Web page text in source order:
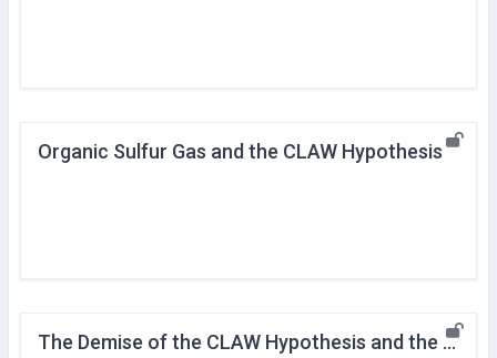
Organic Sulfur Gas and the CLAW Hypothesis
The Demise of the CLAW Hypothesis and the SOLAS Study